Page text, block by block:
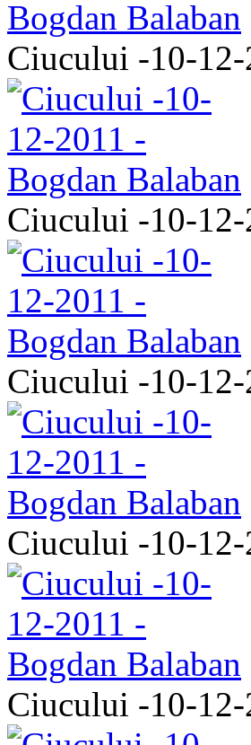
Ciucului -10-12-
Ciucului -10-12-
Ciucului -10-12-
Ciucului -10-12-
Ciucului -10-12-